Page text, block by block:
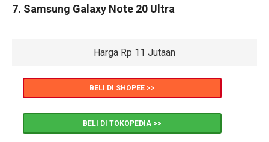
7. Samsung Galaxy Note 20 Ultra
Harga Rp 11 Jutaan
BELI DI SHOPEE >>
BELI DI TOKOPEDIA >>